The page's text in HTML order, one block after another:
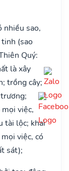
nhiều sao,
(sao
Quý:
là xây
trồng cây;
việc,
tài lộc; khai
việc, có
sát);